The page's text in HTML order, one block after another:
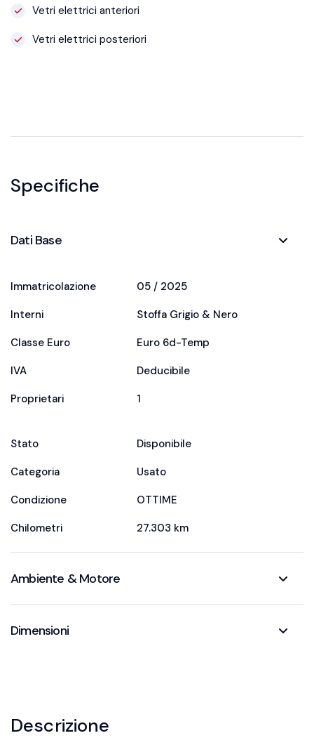
Vetri elettrici anteriori
Vetri elettrici posteriori
Specifiche
Dati Base
Immatricolazione
05 / 2025
Interni
Stoffa Grigio & Nero
Classe Euro
Euro 6d-Temp
IVA
Deducibile
Proprietari
1
Stato
Disponibile
Categoria
Usato
Condizione
OTTIME
Chilometri
27.303 km
Ambiente & Motore
Dimensioni
Descrizione